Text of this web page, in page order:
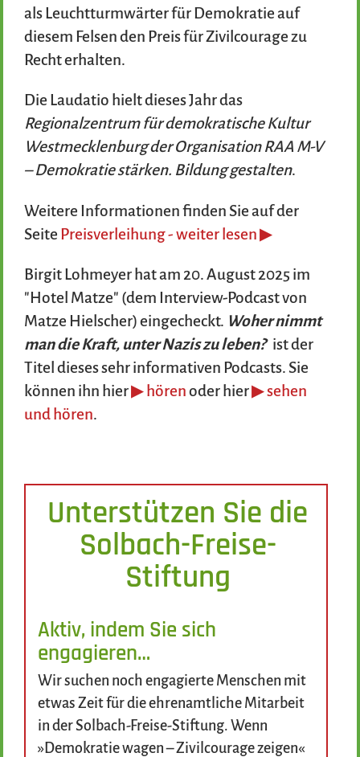
als Leuchtturmwärter für Demokratie auf
diesem Felsen den Preis für Zivilcourage zu
Recht erhalten.
Die Laudatio hielt dieses Jahr das
Regionalzentrum für demokratische Kultur
Westmecklenburg der Organisation RAA M-V
– Demokratie stärken. Bildung gestalten.
Weitere Informationen finden Sie auf der
Seite Preisverleihung - weiter lesen ▶
Birgit Lohmeyer hat am 20. August 2025 im
"Hotel Matze" (dem Interview-Podcast von
Matze Hielscher) eingecheckt. Woher nimmt
man die Kraft, unter Nazis zu leben? ist der
Titel dieses sehr informativen Podcasts. Sie
können ihn hier▶ hörenoder hier▶ sehen
und hören.
Unterstützen Sie die
Solbach-Freise-
Stiftung
Aktiv, indem Sie sich
engagieren…
Wir suchen noch engagierte Menschen mit
etwas Zeit für die ehrenamtliche Mitarbeit
in der Solbach-Freise-Stiftung. Wenn
»Demokratie wagen – Zivilcourage zeigen«